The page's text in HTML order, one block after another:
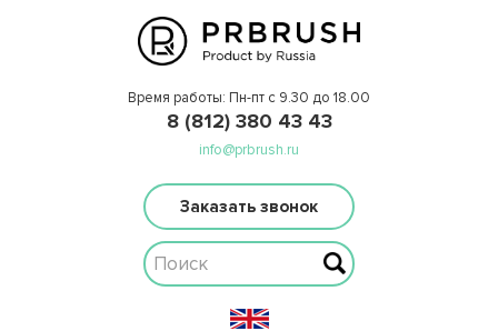
Время работы: Пн-пт с 9.30 до 18.00
8 (812) 380 43 43
info@prbrush.ru
Заказать звонок